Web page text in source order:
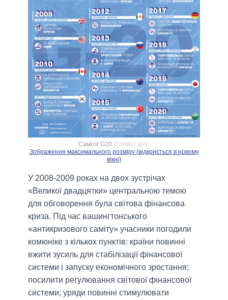
Саміти G20 Слово і діло
Зображення максимального розміру (відкриється в новому
вікні)
У 2008-2009 роках на двох зустрічах
«Великої двадцятки» центральною темою
для обговорення була світова фінансова
криза. Під час вашингтонського
«антикризового саміту» учасники погодили
комюніке з кількох пунктів: країни повинні
вжити зусиль для стабілізації фінансової
системи і запуску економічного зростання;
посилити регулювання світової фінансової
системи; уряди повинні стимулювати